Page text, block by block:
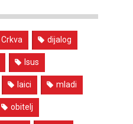
Crkva dijalog
Isus
laici mladi
obitelj